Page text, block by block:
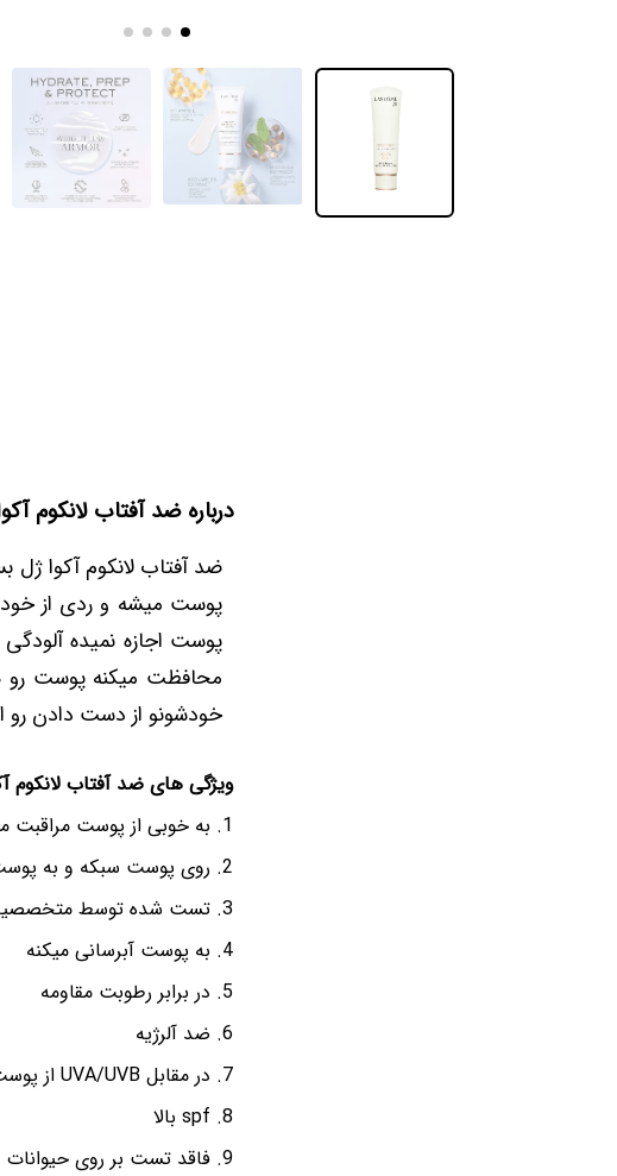
درباره ضد آفتاب لانکوم
ضد آفتاب لانکوم آکوا
پوست میشه و ردی از
پوست اجازه نمیده
خودشونو از دست دادن رو
ویژگی های ضد آفتاب لانکوم
به خوبی از پوست مراقبت
روی پوست سبکه و به
تست شده توسط
به پوست آبرسانی میکنه
در برابر رطوبت مقاومه
ضد آلرژیه
در مقابل UVA/UVB از پوست مراقبت میکنه
spf بالا
فاقد تست بر روی حیوانات